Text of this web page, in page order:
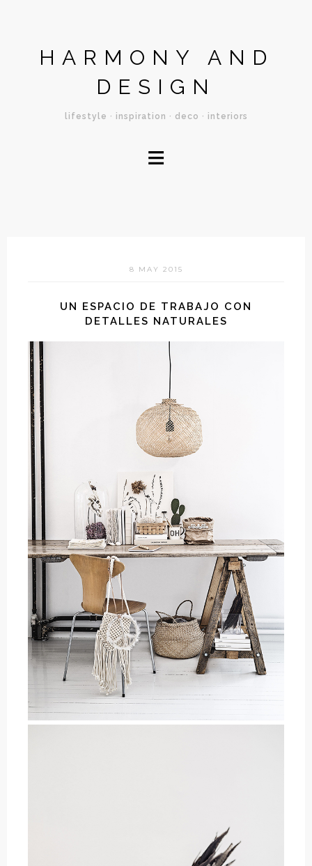
HARMONY AND
DESIGN
lifestyle · inspiration · deco · interiors
≡
8 MAY 2015
UN ESPACIO DE TRABAJO CON
DETALLES NATURALES